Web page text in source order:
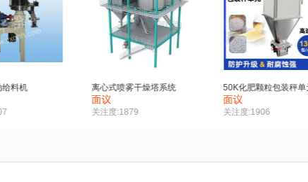
50K化肥颗粒包装秤单元 -有机肥颗粒高速1300包/小时
关注度:1906
不规则形氧化铝粉体
关注度:1978